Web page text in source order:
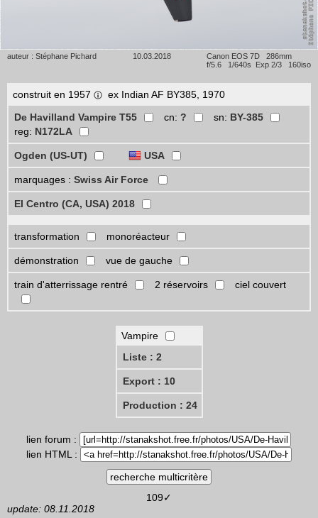
auteur : Stéphane Pichard 10.03.2018
Canon EOS 7D 286mm
f/5.6 1/640s Exp 2/3 160iso
construit en 1957
ex Indian AF BY385, 1970
De Havilland Vampire T55
cn: ? sn: BY-385
reg: N172LA
Ogden (US-UT) USA
marquages : Swiss Air Force
El Centro (CA, USA) 2018
transformation monoréacteur
démonstration vue de gauche
train d'atterrissage rentré 2 réservoirs ciel couvert
Vampire
Liste : 2
Export : 10
Production : 24
lien forum :
lien HTML :
109✓
update: 08.11.2018